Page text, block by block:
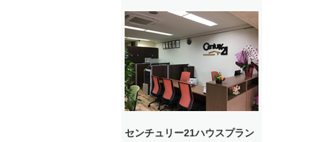
センチュリー21ハウスプラン